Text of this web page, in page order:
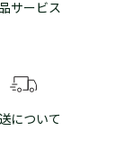
サービス
について